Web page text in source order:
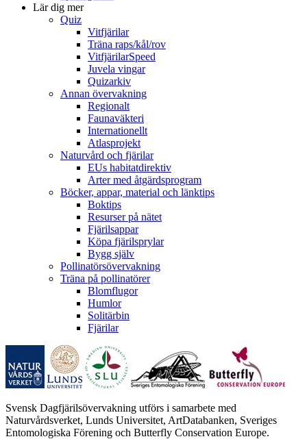
Lär dig mer
Quiz
Vitfjärilar
Träna raps/kål/rov
VitfjärilarSpeed
Juvela vingar
Quizarkiv
Annan övervakning
Regionalt
Faunaväkteri
Internationellt
Atlasprojekt
Naturvård och fjärilar
EUs habitatdirektiv
Arter med åtgärdsprogram
Böcker, appar, material och länktips
Boktips
Resurser på nätet
Fjärilsappar
Köpa fjärilsprylar
Bygg själv
Pollinatörsövervakning
Träna på pollinatörer
Blomflugor
Humlor
Solitärbin
Fjärilar
Svensk Dagfjärilsövervakning utförs i samarbete med
Naturvårdsverket, Lunds Universitet, ArtDatabanken, Sveriges
Entomologiska Förening och Butterfly Conservation Europe.